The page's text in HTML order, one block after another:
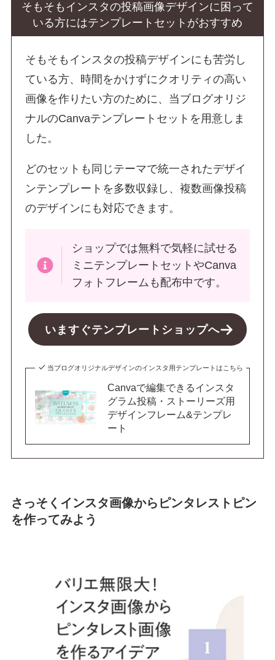
そもそもインスタの投稿画像デザインに困って
いる方にはテンプレートセットがおすすめ
そもそもインスタの投稿デザインにも苦労し
ている方、時間をかけずにクオリティの高い
画像を作りたい方のために、当ブログオリジ
ナルのCanvaテンプレートセットを用意しま
した。
どのセットも同じテーマで統一されたデザイ
ンテンプレートを多数収録し、複数画像投稿
のデザインにも対応できます。
ショップでは無料で気軽に試せる
ミニテンプレートセットやCanva
フォトフレームも配布中です。
いますぐテンプレートショップへ
当ブログオリジナルデザインのインスタ用テンプレートはこちら
Canvaで編集できるインスタ
グラム投稿・ストーリーズ用
デザインフレーム&テンプレ
ート
さっそくインスタ画像からピンタレストピン
を作ってみよう